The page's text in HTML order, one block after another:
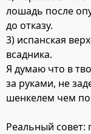
лошадь после
до отказу.
3) испанская
всадника.
Я думаю что в
за руками, не
шенкелем чем
Реальный совет: